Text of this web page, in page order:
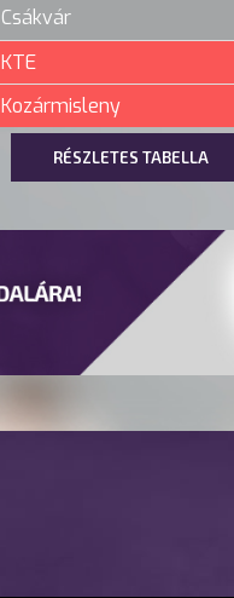
Csákvár
KTE
Kozármisleny
RÉSZLETES TABELLA